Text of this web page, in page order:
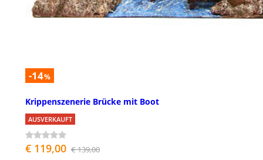
-14%
Krippenszenerie Brücke mit Boot
AUSVERKAUFT
€ 119,00 € 139,00